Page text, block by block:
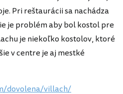
Pri reštaurácii sa nachádza
je problém aby bol kostol pre
je niekoľko kostolov, ktoré
v centre je aj mestké
dovolena/villach/